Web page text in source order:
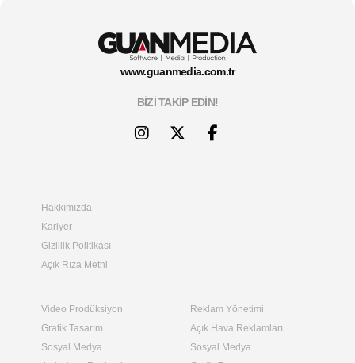
www.guanmedia.com.tr
BİZİ TAKİP EDİN!
Hakkımızda
Kariyer
Gizlilik Politikası
Açık Rıza Metni
Video Prodüksiyon
Grafik Tasarım
Sosyal Medya
Reklam Yönetimi
Açık Hava Reklamları
Sosyal Medya